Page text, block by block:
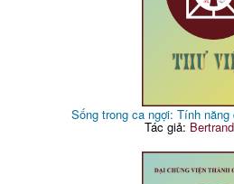
Sống trong ca ngợi: Tính
Tác giả: